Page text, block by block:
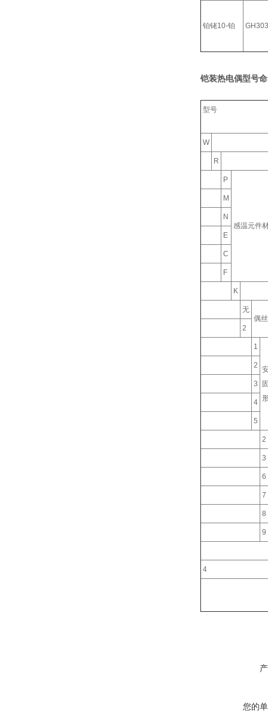
铂铑10-铂
铠装热电偶型号
型号
W
R
P
感温元件
M
N
E
C
F
K
无
偶
2
1
2
3
4
5
2
3
6
7
8
9
4
您的